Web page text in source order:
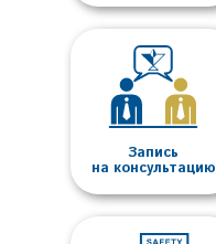
Запись
на консультацию